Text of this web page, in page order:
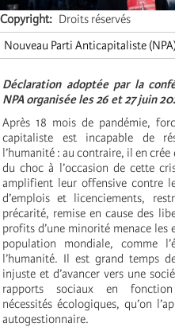
Copyright
Droits réservés
Nouveau Parti Anticapitaliste
Déclaration adoptée par la
NPA organisée les 26 et 27 juin
Après 18 mois de pandémie,
capitaliste est incapable de
l’humanité : au contraire, il en
du choc à l’occasion de cette
amplifient leur offensive contre
d’emplois et licenciements,
précarité, remise en cause des
profits d’une minorité menace
population mondiale, comme
l’humanité. Il est grand temps
injuste et d’avancer vers une
rapports sociaux en
nécessités écologiques, qu’on
autogestionnaire.